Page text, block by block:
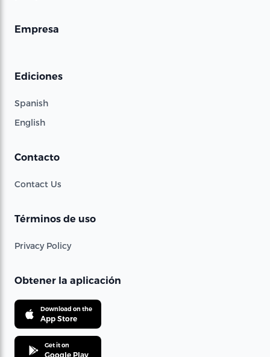
Empresa
Ediciones
Spanish
English
Contacto
Contact Us
Términos de uso
Privacy Policy
Obtener la aplicación
Download on the
App Store
Get it on
Google Play